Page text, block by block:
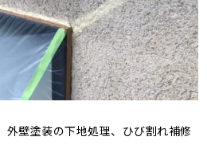
壁塗装の下地処理、ひび割れ補修